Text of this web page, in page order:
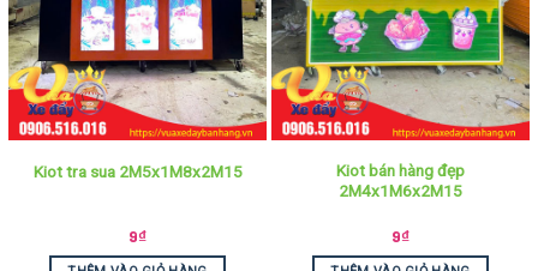
Kiot tra sua 2M5x1M8x2M15
9₫
Kiot bán hàng đẹp
2M4x1M6x2M15
9₫